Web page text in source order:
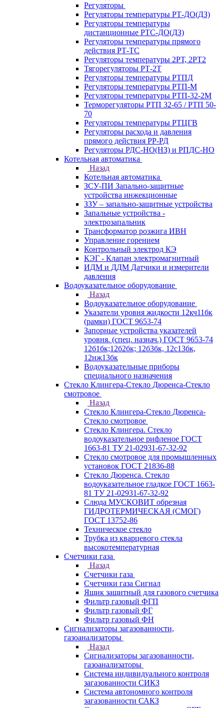
Регуляторы
Регуляторы температуры РТ-ДО(ДЗ)
Регуляторы температуры
дистанционные РТС-ДО(ДЗ)
Регуляторы температуры прямого
действия РТ-ТС
Регуляторы температуры 2РТ, 2РT2
Тягорегуляторы РТ-2Т
Регуляторы температуры РТПД
Регуляторы температуры РТП-M
Регуляторы температуры РТП-32-2М
Терморегуляторы РТП 32-65 / РТП 50-
70
Регуляторы температуры РТЦГВ
Регуляторы расхода и давления
прямого действия РР-РД
Регуляторы РДС-НО(НЗ) и РПДС-НО
Котельная автоматика
Назад
Котельная автоматика
ЗСУ-ПИ Запально-защитные
устройства инжекционные
ЗЗУ – запально-защитные устройства
Запальные устройства -
электрозапальник
Трансформатор розжига ИВН
Управление горением
Контрольный электрод КЭ
КЭГ - Клапан электромагнитный
ИДМ и ДДМ Датчики и измерители
давления
Водоуказательное оборудование
Назад
Водоуказательное оборудование
Указатели уровня жидкости 12кч11бк
(рамки) ГОСТ 9653-74
Запорные устройства указателей
уровня. (спец. назнач.) ГОСТ 9653-74
12б1бк;12б2бк; 12б3бк, 12с13бк,
12нж13бк
Водоуказательные приборы
специального назначения
Стекло Клингера-Стекло Дюренса-Стекло
смотровое
Назад
Стекло Клингера-Стекло Дюренса-
Стекло смотровое
Стекло Клингера. Стекло
водоуказательное рифленое ГОСТ
1663-81 ТУ 21-02931-67-32-92
Стекло смотровое для промышленных
установок ГОСТ 21836-88
Стекло Дюренса. Стекло
водоуказательное гладкое ГОСТ 1663-
81 ТУ 21-02931-67-32-92
Слюда МУСКОВИТ обрезная
ГИДРОТЕРМИЧЕСКАЯ (СМОГ)
ГОСТ 13752-86
Техническое стекло
Трубка из кварцевого стекла
высокотемпературная
Счетчики газа
Назад
Счетчики газа
Счетчики газа Сигнал
Ящик защитный для газового счетчика
Фильтр газовый ФГП
Фильтр газовый ФГ
Фильтр газовый ФН
Сигнализаторы загазованности,
газоанализаторы
Назад
Сигнализаторы загазованности,
газоанализаторы
Система индивидуального контроля
загазованности СИКЗ
Система автономного контроля
загазованности САКЗ